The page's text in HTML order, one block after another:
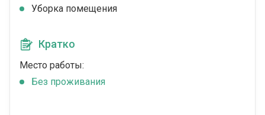
Уборка помещения
Кратко
Место работы:
Без проживания